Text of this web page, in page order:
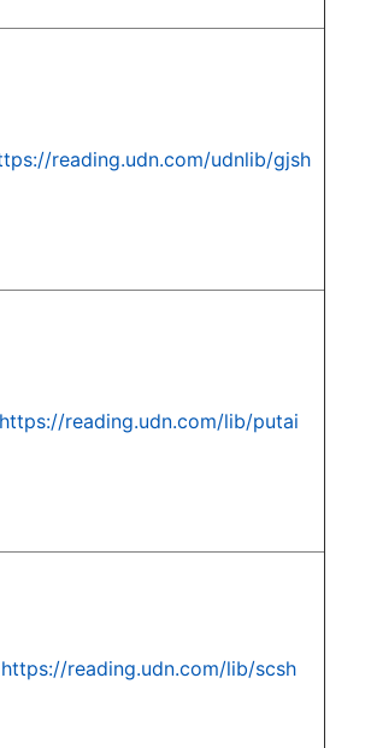
reading.udn.com/udnlib/gjsh
https://reading.udn.com/lib/putai
https://reading.udn.com/lib/scsh